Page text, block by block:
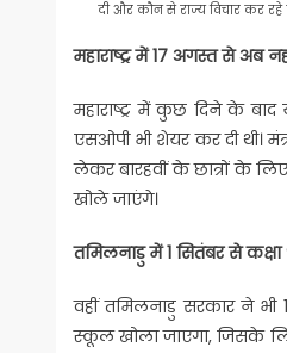
दी और कौन से राज्य विचार कर रहे
महाराष्ट्र में 17 अगस्त से
महाराष्ट्र में कुछ दिने के
एसओपी भी शेयर कर दी थी।
लेकर बारहवीं के छात्रों के
खोले जाएंगे।
तमिलनाडु में 1 सितंबर से
वहीं तमिलनाडु सरकार ने
स्कूल खोला जाएगा, जिसके